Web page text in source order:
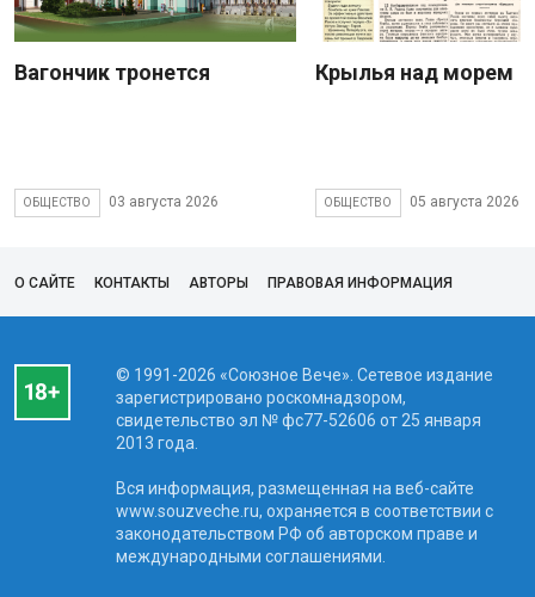
Вагончик тронется
ОБЩЕСТВО 03 августа 2026
Крылья над морем
ОБЩЕСТВО 05 августа 2026
О САЙТЕ КОНТАКТЫ АВТОРЫ ПРАВОВАЯ ИНФОРМАЦИЯ
© 1991-2026 «Союзное Вече». Сетевое издание
зарегистрировано роскомнадзором,
свидетельство эл № фc77-52606 от 25 января
2013 года.
Вся информация, размещенная на веб-сайте
www.souzveche.ru, охраняется в соответствии с
законодательством РФ об авторском праве и
международными соглашениями.